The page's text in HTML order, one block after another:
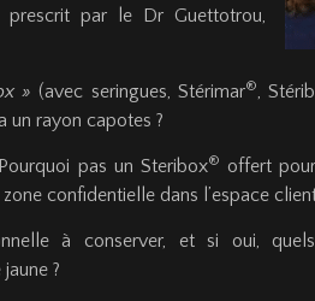
prescrit par le Dr Guettotrou,
» (avec seringues, Stérimar®,
un rayon capotes ?
pas un Steribox®
offert
confidentielle dans l’espace
à conserver, et si oui,
?